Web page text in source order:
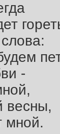
-
весны,
мной.